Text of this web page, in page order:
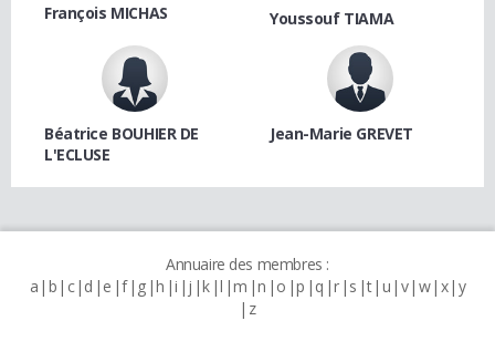
François MICHAS Youssouf TIAMA
Béatrice BOUHIER DE
L'ECLUSE
Jean-Marie GREVET
Annuaire des membres :
a b c d e f g h i j k l m n o p q r s t u v w x y
z